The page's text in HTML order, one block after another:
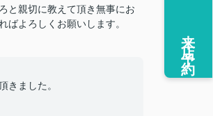
と親切に教えて頂き無事にお
よろしくお願いします。
きました。
来店予約